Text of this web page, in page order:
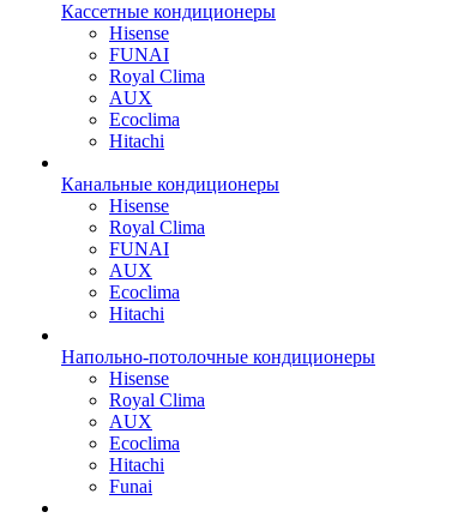
Кассетные кондиционеры
Hisense
FUNAI
Royal Clima
AUX
Ecoclima
Hitachi
Канальные кондиционеры
Hisense
Royal Clima
FUNAI
AUX
Ecoclima
Hitachi
Напольно-потолочные кондиционеры
Hisense
Royal Clima
AUX
Ecoclima
Hitachi
Funai